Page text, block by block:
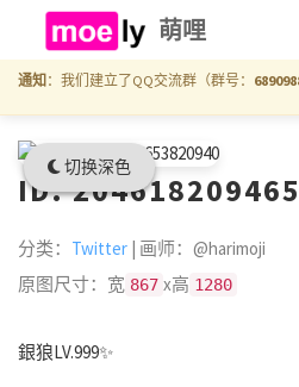
切换深色
萌哩
通知 ：我们建立了QQ交流群（群号：
ID:
分类： Twitter | 画师：@harimoji
原图尺寸：宽 867 x高 1280
銀狼LV.999✨